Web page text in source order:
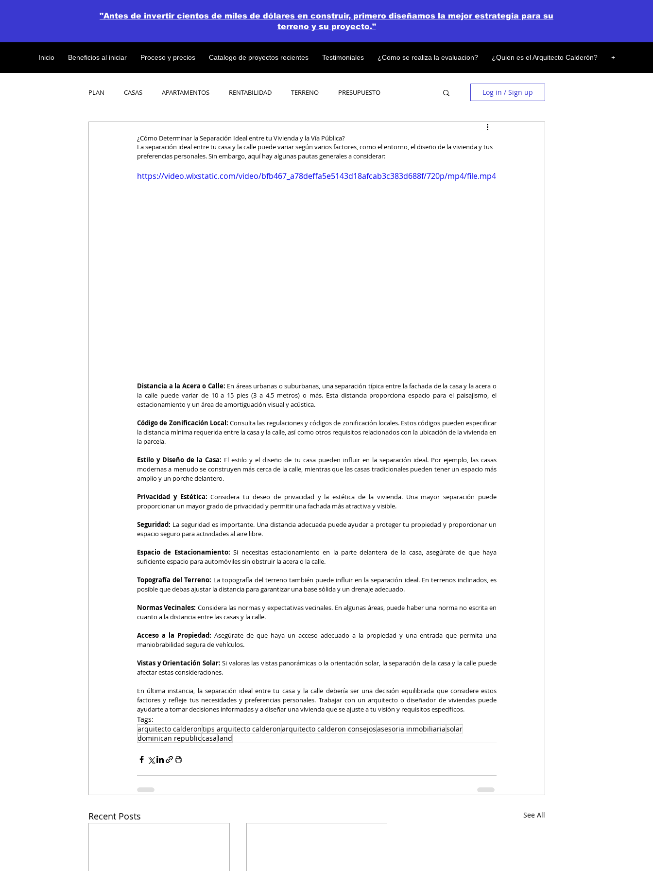
Inicio Beneficios al iniciar Proceso y precios Catalogo de proyectos recientes Testimoniales ¿Como se realiza la evaluacion? ¿Quien es el Arquitecto Calderón? +
"Antes de invertir cientos de miles de dólares en construir, primero diseñamos la mejor estrategia para su
terreno y su proyecto."
PLAN CASAS APARTAMENTOS RENTABILIDAD TERRENO PRESUPUESTO Log in / Sign up
¿Cómo Determinar la Separación Ideal entre tu Vivienda y la Vía Pública?
La separación ideal entre tu casa y la calle puede variar según varios factores, como el entorno, el diseño de la vivienda y tus
preferencias personales. Sin embargo, aquí hay algunas pautas generales a considerar:
https://video.wixstatic.com/video/bfb467_a78deffa5e5143d18afcab3c383d688f/720p/mp4/file.mp4
Distancia a la Acera o Calle: En áreas urbanas o suburbanas, una separación típica entre la fachada de la casa y la acera o
la calle puede variar de 10 a 15 pies (3 a 4.5 metros) o más. Esta distancia proporciona espacio para el paisajismo, el
estacionamiento y un área de amortiguación visual y acústica.
Código de Zonificación Local: Consulta las regulaciones y códigos de zonificación locales. Estos códigos pueden especificar
la distancia mínima requerida entre la casa y la calle, así como otros requisitos relacionados con la ubicación de la vivienda en
la parcela.
Estilo y Diseño de la Casa: El estilo y el diseño de tu casa pueden influir en la separación ideal. Por ejemplo, las casas
modernas a menudo se construyen más cerca de la calle, mientras que las casas tradicionales pueden tener un espacio más
amplio y un porche delantero.
Privacidad y Estética: Considera tu deseo de privacidad y la estética de la vivienda. Una mayor separación puede
proporcionar un mayor grado de privacidad y permitir una fachada más atractiva y visible.
Seguridad: La seguridad es importante. Una distancia adecuada puede ayudar a proteger tu propiedad y proporcionar un
espacio seguro para actividades al aire libre.
Espacio de Estacionamiento: Si necesitas estacionamiento en la parte delantera de la casa, asegúrate de que haya
suficiente espacio para automóviles sin obstruir la acera o la calle.
Topografía del Terreno: La topografía del terreno también puede influir en la separación ideal. En terrenos inclinados, es
posible que debas ajustar la distancia para garantizar una base sólida y un drenaje adecuado.
Normas Vecinales: Considera las normas y expectativas vecinales. En algunas áreas, puede haber una norma no escrita en
cuanto a la distancia entre las casas y la calle.
Acceso a la Propiedad: Asegúrate de que haya un acceso adecuado a la propiedad y una entrada que permita una
maniobrabilidad segura de vehículos.
Vistas y Orientación Solar: Si valoras las vistas panorámicas o la orientación solar, la separación de la casa y la calle puede
afectar estas consideraciones.
En última instancia, la separación ideal entre tu casa y la calle debería ser una decisión equilibrada que considere estos
factores y refleje tus necesidades y preferencias personales. Trabajar con un arquitecto o diseñador de viviendas puede
ayudarte a tomar decisiones informadas y a diseñar una vivienda que se ajuste a tu visión y requisitos específicos.
Tags:
arquitecto calderontips arquitecto calderonarquitecto calderon consejosasesoria inmobiliariasolar
dominican republiccasa land
Recent Posts See All